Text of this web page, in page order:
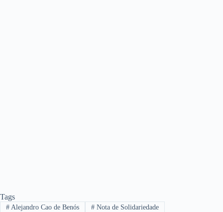
Tags
#Alejandro Cao de Benós #Nota de Solidariedade